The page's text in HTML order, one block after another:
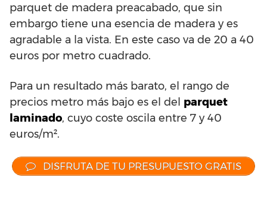
parquet de madera preacabado, que sin
embargo tiene una esencia de madera y es
agradable a la vista. En este caso va de 20 a 40
euros por metro cuadrado.
Para un resultado más barato, el rango de
precios metro más bajo es el del parquet
laminado, cuyo coste oscila entre 7 y 40
euros/m².
DISFRUTA DE TU PRESUPUESTO GRATIS